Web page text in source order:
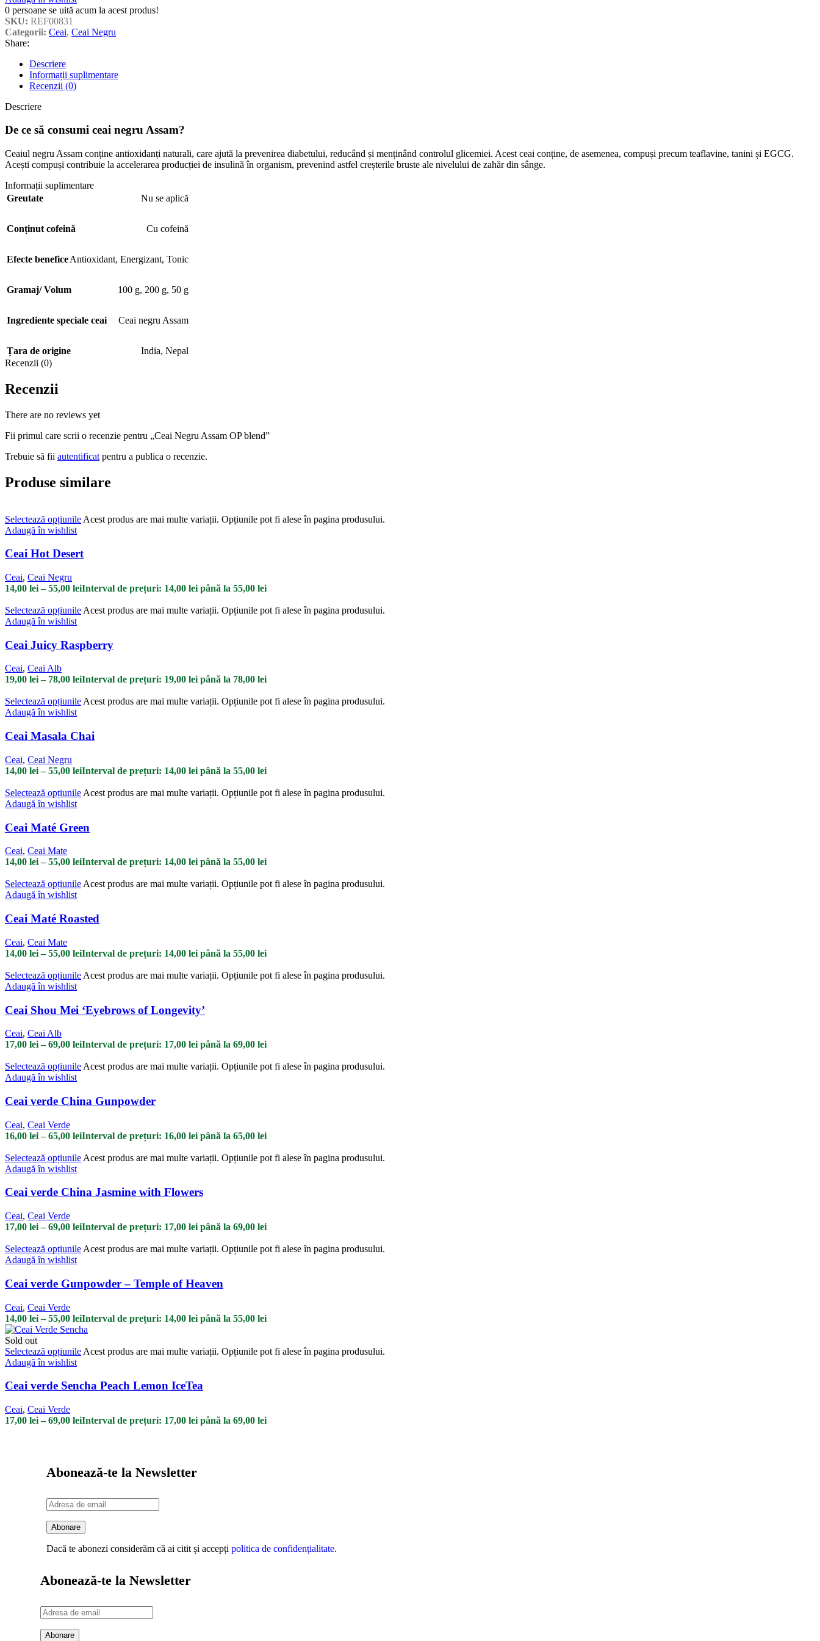
0 persoane se uită acum la acest produs!
SKU: REF00831
Categorii: Ceai, Ceai Negru
Share:
Descriere
Informații suplimentare
Recenzii (0)
Descriere
De ce să consumi ceai negru Assam?
Ceaiul negru Assam conține antioxidanți naturali, care ajută la prevenirea diabetului, reducând și menținând controlul glicemiei. Acest ceai conține, de asemenea, compuși precum teaflavine, tanini și EGCG.
Acești compuși contribuie la accelerarea producției de insulină în organism, prevenind astfel creșterile bruste ale nivelului de zahăr din sânge.
Informații suplimentare
Greutate
Nu se aplică
Conținut cofeină Cu cofeină
Efecte beneficeAntioxidant, Energizant, Tonic
Gramaj/ Volum 100 g, 200 g, 50 g
Ingrediente speciale ceai Ceai negru Assam
Țara de origine India, Nepal
Recenzii (0)
Recenzii
There are no reviews yet
Fii primul care scrii o recenzie pentru „Ceai Negru Assam OP blend”
Trebuie să fii autentificat pentru a publica o recenzie.
Produse similare
Selectează opțiunile Acest produs are mai multe variații. Opțiunile pot fi alese în pagina produsului.
Adaugă în wishlist
Ceai Hot Desert
Ceai, Ceai Negru
14,00 lei – 55,00 leiInterval de prețuri: 14,00 lei până la 55,00 lei
Selectează opțiunile Acest produs are mai multe variații. Opțiunile pot fi alese în pagina produsului.
Adaugă în wishlist
Ceai Juicy Raspberry
Ceai, Ceai Alb
19,00 lei – 78,00 leiInterval de prețuri: 19,00 lei până la 78,00 lei
Selectează opțiunileAcest produs are mai multe variații. Opțiunile pot fi alese în pagina produsului.
Adaugă în wishlist
Ceai Masala Chai
Ceai, Ceai Negru
14,00 lei – 55,00 leiInterval de prețuri: 14,00 lei până la 55,00 lei
Selectează opțiunile Acest produs are mai multe variații. Opțiunile pot fi alese în pagina produsului.
Adaugă în wishlist
Ceai Maté Green
Ceai, Ceai Mate
14,00 lei – 55,00 leiInterval de prețuri: 14,00 lei până la 55,00 lei
Selectează opțiunile Acest produs are mai multe variații. Opțiunile pot fi alese în pagina produsului.
Adaugă în wishlist
Ceai Maté Roasted
Ceai, Ceai Mate
14,00 lei – 55,00 leiInterval de prețuri: 14,00 lei până la 55,00 lei
Selectează opțiunile Acest produs are mai multe variații. Opțiunile pot fi alese în pagina produsului.
Adaugă în wishlist
Ceai Shou Mei ‘Eyebrows of Longevity’
Ceai, Ceai Alb
17,00 lei – 69,00 leiInterval de prețuri: 17,00 lei până la 69,00 lei
Selectează opțiunile Acest produs are mai multe variații. Opțiunile pot fi alese în pagina produsului.
Adaugă în wishlist
Ceai verde China Gunpowder
Ceai, Ceai Verde
16,00 lei – 65,00 leiInterval de prețuri: 16,00 lei până la 65,00 lei
Selectează opțiunile Acest produs are mai multe variații. Opțiunile pot fi alese în pagina produsului.
Adaugă în wishlist
Ceai verde China Jasmine with Flowers
Ceai, Ceai Verde
17,00 lei – 69,00 leiInterval de prețuri: 17,00 lei până la 69,00 lei
Selectează opțiunile Acest produs are mai multe variații. Opțiunile pot fi alese în pagina produsului.
Adaugă în wishlist
Ceai verde Gunpowder – Temple of Heaven
Ceai, Ceai Verde
14,00 lei – 55,00 leiInterval de prețuri: 14,00 lei până la 55,00 lei
Sold out
Selectează opțiunile Acest produs are mai multe variații. Opțiunile pot fi alese în pagina produsului.
Adaugă în wishlist
Ceai verde Sencha Peach Lemon IceTea
Ceai, Ceai Verde
17,00 lei – 69,00 leiInterval de prețuri: 17,00 lei până la 69,00 lei
Abonează-te la Newsletter
Dacă te abonezi considerăm că ai citit și accepți politica de confidențialitate.
Abonează-te la Newsletter